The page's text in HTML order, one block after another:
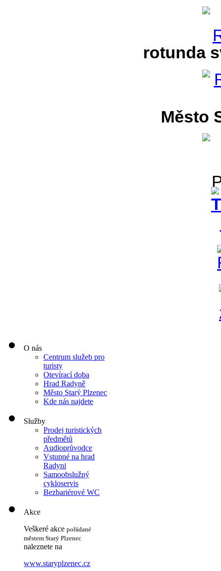
rotunda
Město
O nás
Centrum služeb pro
turisty
Otevírací doba
Hrad Radyně
Město Starý Plzenec
Kde nás najdete
Služby
Prodej turistických
předmětů
Audioprůvodce
Vstupné na hrad
Radyni
Samoobslužný
cykloservis
Bezbariérové WC
Akce
Veškeré akce pořádané
městem Starý Plzenec
naleznete na
www.staryplzenec.cz